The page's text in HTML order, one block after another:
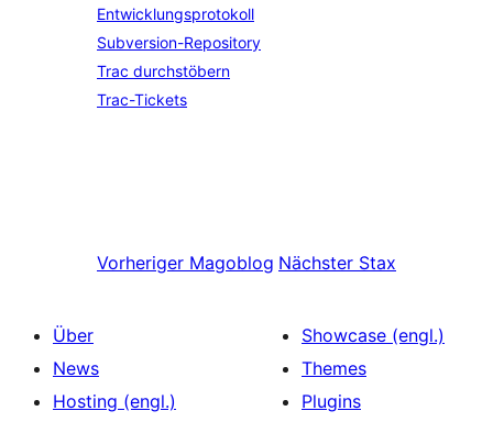
Entwicklungsprotokoll
Subversion-Repository
Trac durchstöbern
Trac-Tickets
Vorheriger Magoblog Nächster Stax
Über
News
Hosting (engl.)
Showcase (engl.)
Themes
Plugins